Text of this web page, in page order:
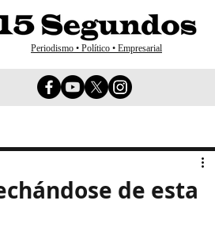
Periodismo • Político • Empresarial
de esta